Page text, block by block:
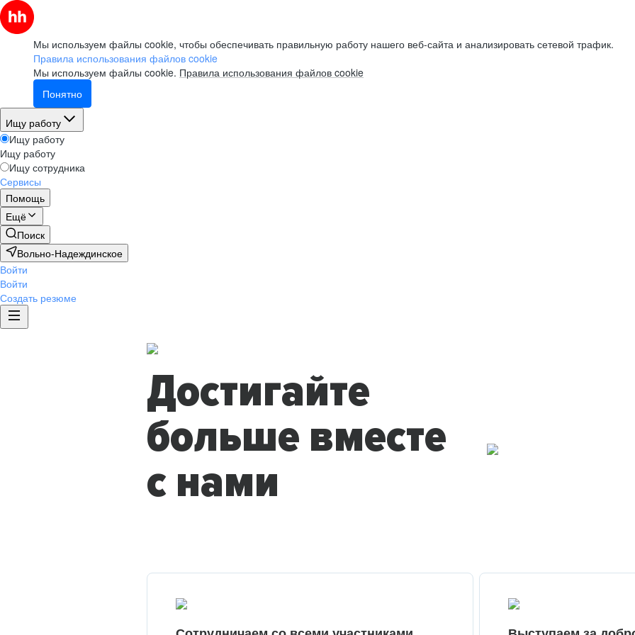
Мы используем файлы cookie, чтобы обеспечивать правильную работу нашего веб-сайта и анализировать сетевой трафик.
Правила использования файлов cookie
Мы используем файлы cookie. Правила использования файлов cookie
Понятно
Ищу работу
Ищу работу
Ищу работу
Ищу сотрудника
Сервисы
Помощь
Ещё
Поиск
Вольно-Надеждинское
Войти
Войти
Создать резюме
Достигайте
больше вместе
с нами